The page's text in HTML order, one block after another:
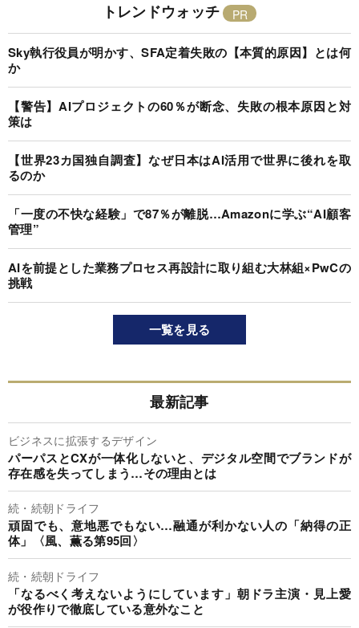
トレンドウォッチ
Sky執行役員が明かす、SFA定着失敗の【本質的原因】とは何
か
【警告】AIプロジェクトの60％が断念、失敗の根本原因と対
策は
【世界23カ国独自調査】なぜ日本はAI活用で世界に後れを取
るのか
「一度の不快な経験」で87％が離脱…Amazonに学ぶ“AI顧客
管理”
AIを前提とした業務プロセス再設計に取り組む大林組×PwCの
挑戦
一覧を見る
最新記事
ビジネスに拡張するデザイン
パーパスとCXが一体化しないと、デジタル空間でブランドが
存在感を失ってしまう…その理由とは
続・続朝ドライフ
頑固でも、意地悪でもない…融通が利かない人の「納得の正
体」〈風、薫る第95回〉
続・続朝ドライフ
「なるべく考えないようにしています」朝ドラ主演・見上愛
が役作りで徹底している意外なこと